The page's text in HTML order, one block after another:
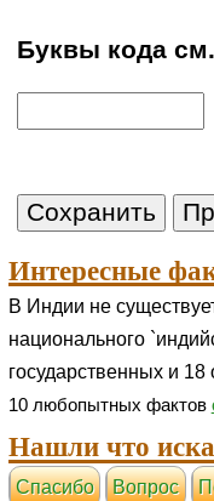
Буквы кода
Интересные
В Индии не
национального
государственных и
10 любопытных фактов
Нашли что
Cпасибо Вопрос